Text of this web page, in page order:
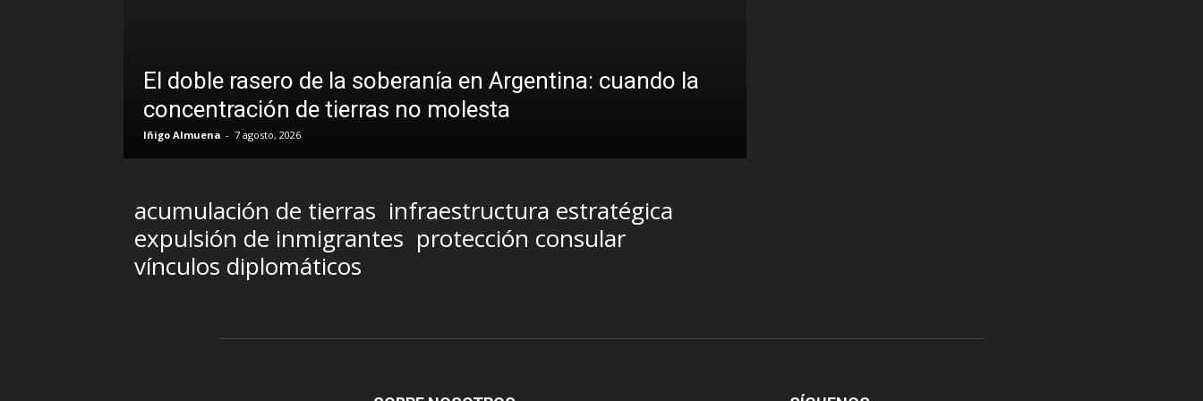
El doble rasero de la soberanía en Argentina: cuando la
concentración de tierras no molesta
Iñigo Almuena - 7 agosto, 2026
acumulación de tierras infraestructura estratégica
expulsión de inmigrantes protección consular
vínculos diplomáticos